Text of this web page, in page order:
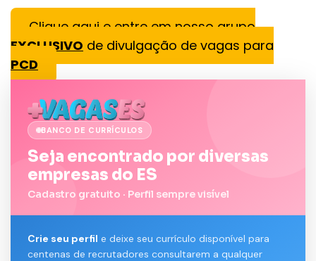
Clique aqui e entre em nosso grupo
EXCLUSIVO de divulgação de vagas para
PCD
BANCO DE CURRÍCULOS
Seja encontrado por diversas
empresas do ES
Cadastro gratuito · Perfil sempre visível
Crie seu perfil e deixe seu currículo disponível para
centenas de recrutadores consultarem a qualquer